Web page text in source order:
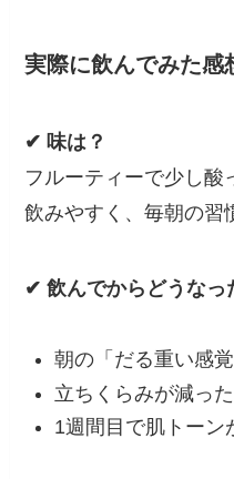
実際に飲んでみた感
✔ 味は？
フルーティーで少し酸
飲みやすく、毎朝の習
✔ 飲んでからどうなっ
朝の「だる重い感
立ちくらみが減った
1週間目で肌トーン